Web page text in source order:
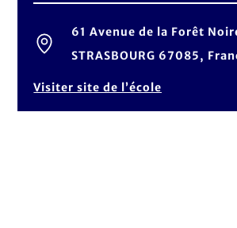
61 Avenue de la Forêt
STRASBOURG 67085,
Visiter site de l’école